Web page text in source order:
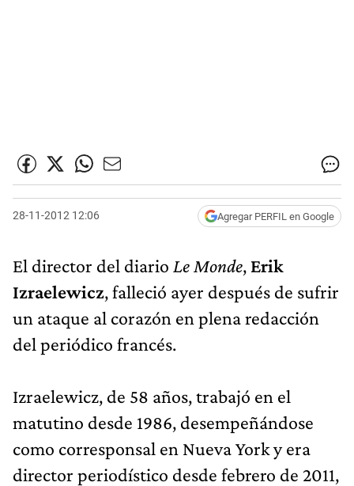
28-11-2012 12:06 Agregar PERFIL en Google
El director del diario Le Monde, Erik
Izraelewicz, falleció ayer después de sufrir
un ataque al corazón en plena redacción
del periódico francés.
Izraelewicz, de 58 años, trabajó en el
matutino desde 1986, desempeñándose
como corresponsal en Nueva York y era
director periodístico desde febrero de 2011,